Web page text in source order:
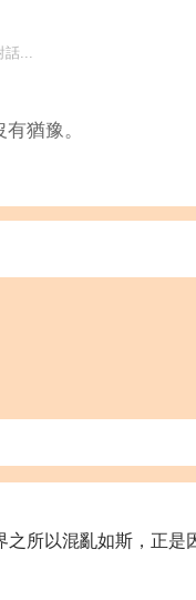
...
猶豫。
所以混亂如斯，正是